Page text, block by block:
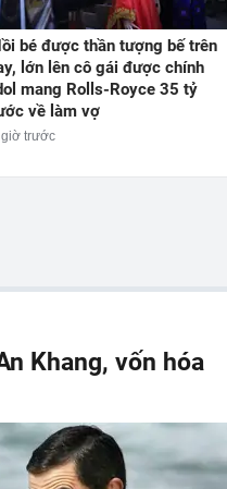
bé được thần tượng bế trên
lớn lên cô gái được chính
mang Rolls-Royce 35 tỷ
về làm vợ
trước
Khang, vốn hóa